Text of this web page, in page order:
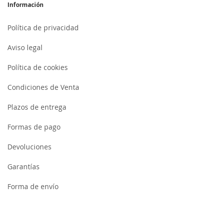
Información
Política de privacidad
Aviso legal
Política de cookies
Condiciones de Venta
Plazos de entrega
Formas de pago
Devoluciones
Garantías
Forma de envío